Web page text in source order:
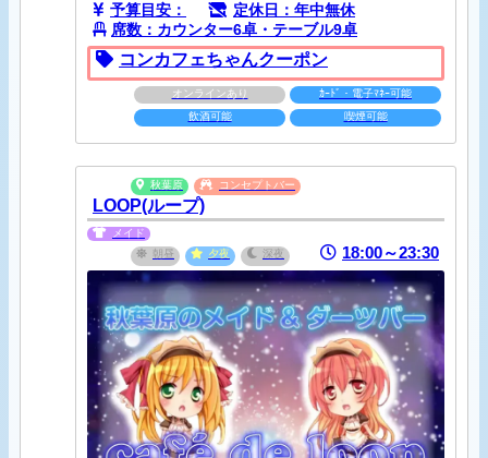
予算目安：
定休日：年中無休
席数：カウンター6卓・テーブル9卓
コンカフェちゃんクーポン
オンラインあり
ｶｰﾄﾞ・電子ﾏﾈｰ可能
飲酒可能
喫煙可能
秋葉原 コンセプトバー
LOOP(ループ)
メイド
朝昼
夕夜 深夜 18:00～23:30